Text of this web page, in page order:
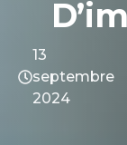
13
septembre
2024